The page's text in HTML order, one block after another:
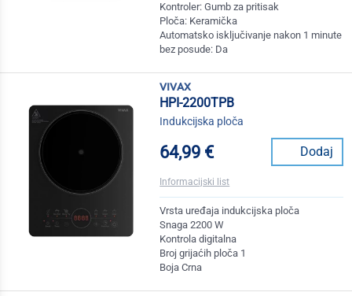
Kontroler: Gumb za pritisak
Ploča: Keramička
Automatsko isključivanje nakon 1 minute
bez posude: Da
vivax
HPI-2200TPB
Indukcijska ploča
64,99 € Dodaj
Informacijski list
Vrsta uređaja indukcijska ploča
Snaga 2200 W
Kontrola digitalna
Broj grijaćih ploča 1
Boja Crna